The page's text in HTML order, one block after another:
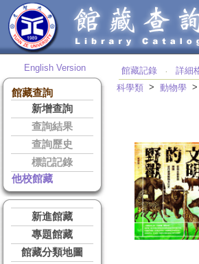
English Version
館藏查詢
新增查詢
查詢結果
查詢歷史
標記記錄
他校館藏
新進館藏
專題館藏
館藏分類地圖
館藏記錄 ‧ 詳細
科學類 > 動物學 >